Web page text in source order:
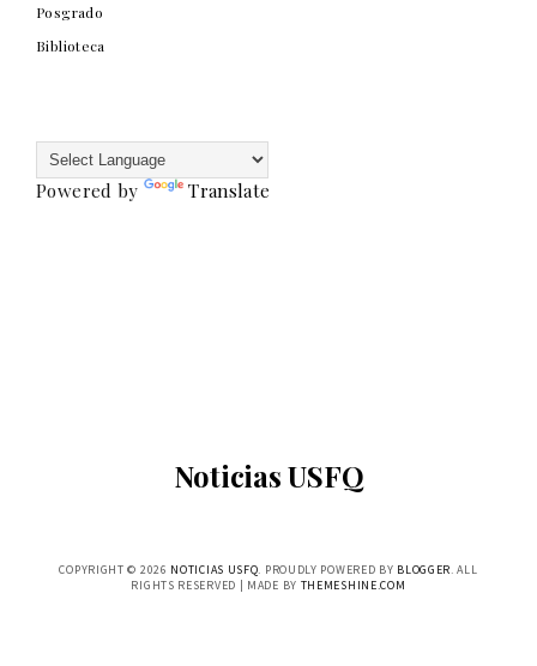
Posgrado
Biblioteca
Powered by Translate
Noticias USFQ
COPYRIGHT © 2026 NOTICIAS USFQ. PROUDLY POWERED BY BLOGGER. ALL
RIGHTS RESERVED | MADE BY THEMESHINE.COM